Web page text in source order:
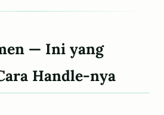
— Ini yang
Handle-nya